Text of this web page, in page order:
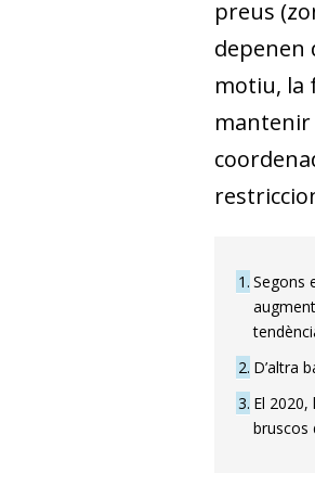
preus
depenen
motiu, la
mantenir
1 Segons
2 D’altra
3 El
bruscos